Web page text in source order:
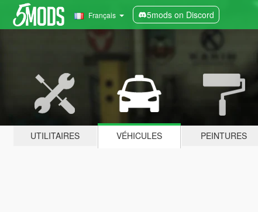
Français 5mods on Discord
UTILITAIRES VÉHICULES PEINTURES